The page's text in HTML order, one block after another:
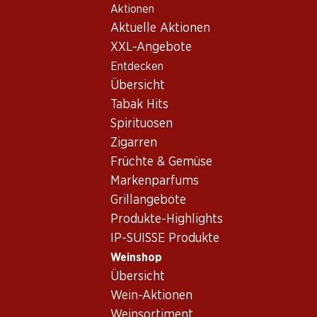
Aktionen
Aktuelle Aktionen
XXL-Angebote
Entdecken
Übersicht
Tabak Hits
Spirituosen
Zigarren
Früchte & Gemüse
Markenparfums
Grillangebote
Produkte-Highlights
IP-SUISSE Produkte
Weinshop
Übersicht
Wein-Aktionen
Weinwissen
Schaumwein –
Prickelnder Genuss
für jeden Moment
Schaumwein gehört zu jedem gelungenen Apéro.